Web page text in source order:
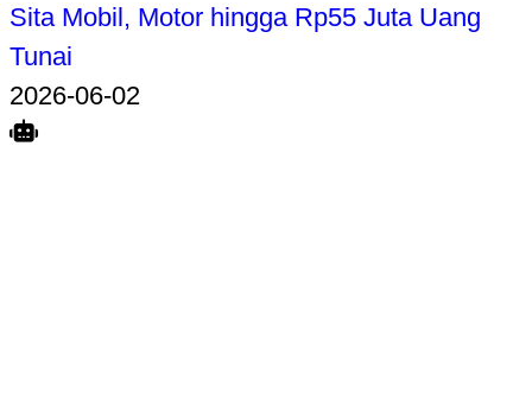
Sita Mobil, Motor hingga Rp55 Juta Uang
Tunai
2026-06-02